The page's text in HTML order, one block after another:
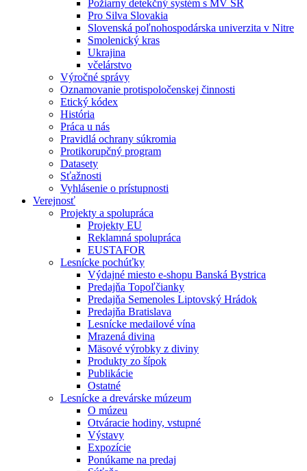
Požiarny detekčný systém s MV SR
Pro Silva Slovakia
Slovenská poľnohospodárska univerzita v Nitre
Smolenický kras
Ukrajina
včelárstvo
Výročné správy
Oznamovanie protispoločenskej činnosti
Etický kódex
História
Práca u nás
Pravidlá ochrany súkromia
Protikorupčný program
Datasety
Sťažnosti
Vyhlásenie o prístupnosti
Verejnosť
Projekty a spolupráca
Projekty EU
Reklamná spolupráca
EUSTAFOR
Lesnícke pochúťky
Výdajné miesto e-shopu Banská Bystrica
Predajňa Topoľčianky
Predajňa Semenoles Liptovský Hrádok
Predajňa Bratislava
Lesnícke medailové vína
Mrazená divina
Mäsové výrobky z diviny
Produkty zo šípok
Publikácie
Ostatné
Lesnícke a drevárske múzeum
O múzeu
Otváracie hodiny, vstupné
Výstavy
Expozície
Ponúkame na predaj